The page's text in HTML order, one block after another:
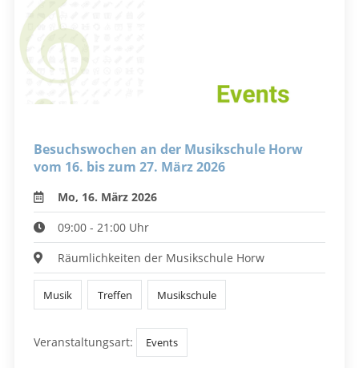
Besuchswochen an der Musikschule Horw
vom 16. bis zum 27. März 2026
Mo, 16. März 2026
09:00 - 21:00 Uhr
Räumlichkeiten der Musikschule Horw
Musik Treffen Musikschule
Veranstaltungsart: Events